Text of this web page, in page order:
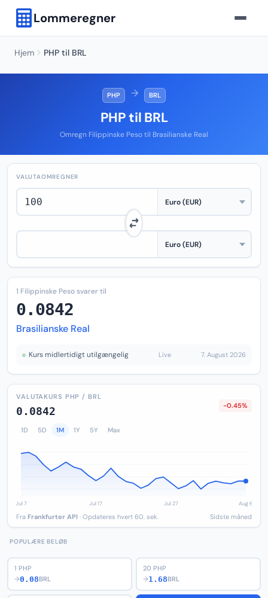
Lommeregner
Hjem PHP til BRL
PHP → BRL
PHP til BRL
Omregn Filippinske Peso til Brasilianske Real
VALUTAOMREGNER
1 Filippinske Peso svarer til
0.0842
Brasilianske Real
Kurs midlertidigt utilgængelig Live 7. August 2026
VALUTAKURS PHP / BRL
0.0842 -0.45%
1D 5D 1M 1Y 5Y Max
Fra Frankfurter API · Opdateres hvert 60. sek. Sidste måned
POPULÆRE BELØB
1 PHP
→0.08BRL
20 PHP
→1.68BRL